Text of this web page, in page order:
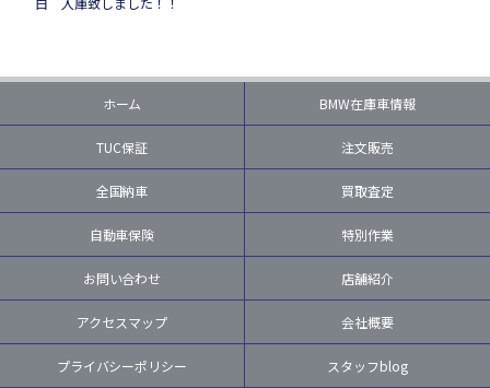
ホーム BMW在庫車情報
TUC保証 注文販売
全国納車 買取査定
自動車保険 特別作業
お問い合わせ 店舗紹介
アクセスマップ 会社概要
プライバシーポリシー スタッフblog